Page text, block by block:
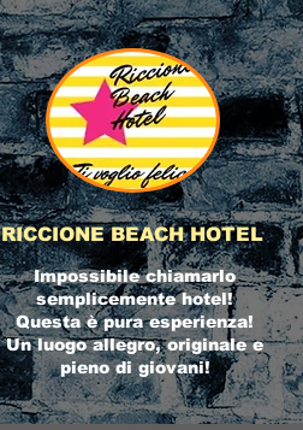
RICCIONE BEACH HOTEL
Impossibile chiamarlo
semplicemente hotel!
Questa è pura esperienza!
Un luogo allegro, originale e
pieno di giovani!